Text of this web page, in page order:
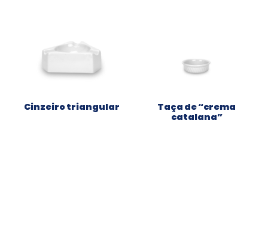
Cinzeiro triangular
Taça de “crema
catalana”